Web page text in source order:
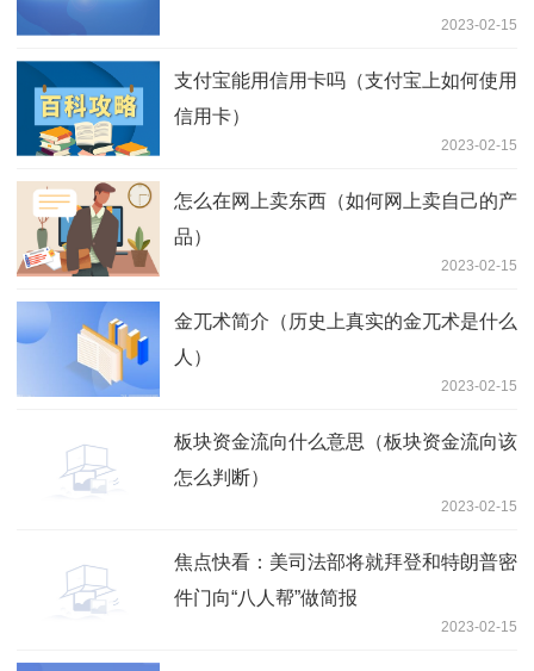
2023-02-15
支付宝能用信用卡吗（支付宝上如何使用
信用卡）
2023-02-15
怎么在网上卖东西（如何网上卖自己的产
品）
2023-02-15
金兀术简介（历史上真实的金兀术是什么
人）
2023-02-15
板块资金流向什么意思（板块资金流向该
怎么判断）
2023-02-15
焦点快看：美司法部将就拜登和特朗普密
件门向“八人帮”做简报
2023-02-15